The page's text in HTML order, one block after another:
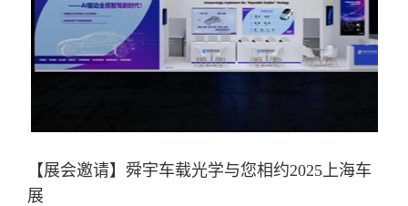
【展会邀请】舜宇车载光学与您相约2025上海车
展